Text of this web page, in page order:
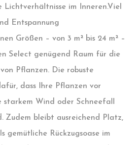
Lichtverhältnisse im Inneren.Viel
Entspannung
Größen – von 3 m² bis 24 m² –
Select genügend Raum für die
Pflanzen. Die robuste
dass Ihre Pflanzen vor
starkem Wind oder Schneefall
Zudem bleibt ausreichend Platz,
gemütliche Rückzugsoase im